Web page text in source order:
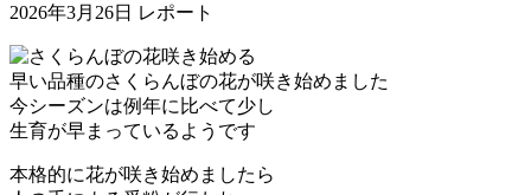
2026年3月26日 レポート
早い品種のさくらんぼの花が咲き始めました
今シーズンは例年に比べて少し
生育が早まっているようです
本格的に花が咲き始めましたら